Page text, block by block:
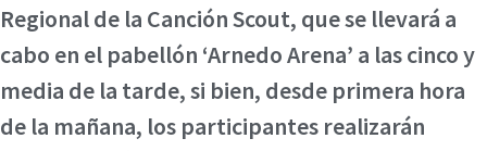
Regional de la Canción Scout, que se llevará a
cabo en el pabellón ‘Arnedo Arena’ a las cinco y
media de la tarde, si bien, desde primera hora
de la mañana, los participantes realizarán